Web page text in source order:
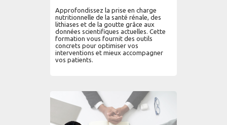
Approfondissez la prise en charge
nutritionnelle de la santé rénale, des
lithiases et de la goutte grâce aux
données scientifiques actuelles. Cette
formation vous fournit des outils
concrets pour optimiser vos
interventions et mieux accompagner
vos patients.
AJOUTER AU PANIER LIRE PLUS...